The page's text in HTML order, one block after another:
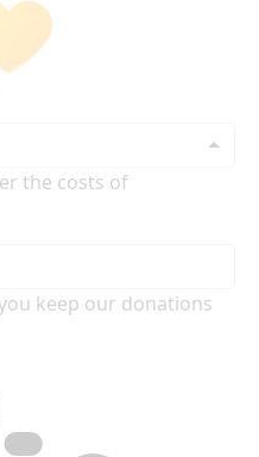
the costs of
keep our donations